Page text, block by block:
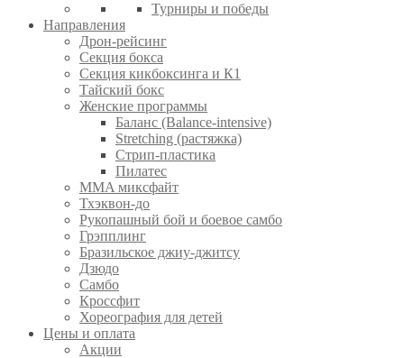
Турниры и победы
Направления
Дрон-рейсинг
Секция бокса
Секция кикбоксинга и К1
Тайский бокс
Женские программы
Баланс (Balance-intensive)
Stretching (растяжка)
Стрип-пластика
Пилатес
MMA миксфайт
Тхэквон-до
Рукопашный бой и боевое самбо
Грэпплинг
Бразильское джиу-джитсу
Дзюдо
Самбо
Кроссфит
Хореография для детей
Цены и оплата
Акции